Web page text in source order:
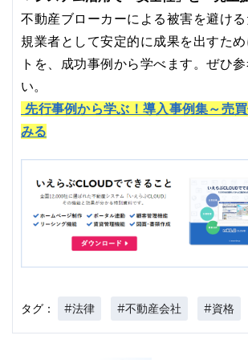
不動産ブローカーによる被害を避け
規業者として安定的に成果を出すた
トを、成功事例から学べます。ぜひ
い。
先行事例から学ぶ！導入事例集～売
みる
タグ： #法律 #不動産会社 #資格